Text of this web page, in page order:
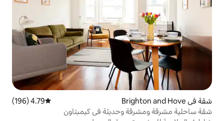
متوسط التقييم 4.79 من 5، 196 مراجعات
4.79 (196)
وحديثة في كيمبتاون